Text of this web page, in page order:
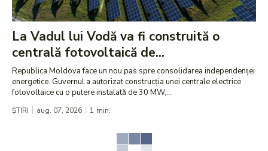
La Vadul lui Vodă va fi construită o
centrală fotovoltaică de...
Republica Moldova face un nou pas spre consolidarea independenței
energetice. Guvernul a autorizat construcția unei centrale electrice
fotovoltaice cu o putere instalată de 30 MW,...
ȘTIRI aug. 07, 2026 1 min.